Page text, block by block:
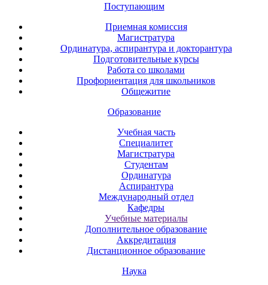
Поступающим
Приемная комиссия
Магистратура
Ординатура, аспирантура и докторантура
Подготовительные курсы
Работа со школами
Профориентация для школьников
Общежитие
Образование
Учебная часть
Специалитет
Магистратура
Студентам
Ординатура
Аспирантура
Международный отдел
Кафедры
Учебные материалы
Дополнительное образование
Аккредитация
Дистанционное образование
Наука